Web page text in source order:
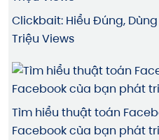
Clickbait: Hiểu Đúng,
Triệu Views
Tìm hiểu thuật toán
Facebook của bạn phát